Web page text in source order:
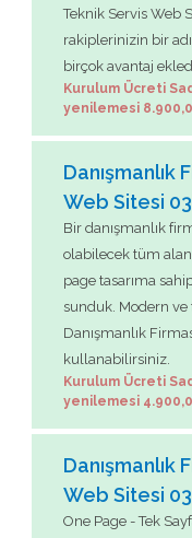
Teknik Servis Web
rakiplerinizin bir
birçok avantaj
Kurulum Ücreti
yenilemesi
Danışmanlık
Web Sitesi
Bir danışmanlık
olabilecek tüm
page tasarıma
sunduk. Modern ve
Danışmanlık
kullanabilirsiniz.
Kurulum Ücreti
yenilemesi
Danışmanlık
Web Sitesi
One Page - Tek